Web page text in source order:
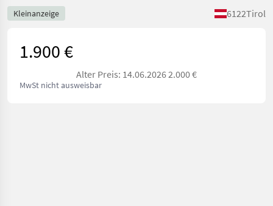
Kleinanzeige 6122Tirol
1.900 €
Alter Preis: 14.06.2026 2.000 €
MwSt nicht ausweisbar